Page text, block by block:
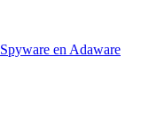
Spyware en Adaware